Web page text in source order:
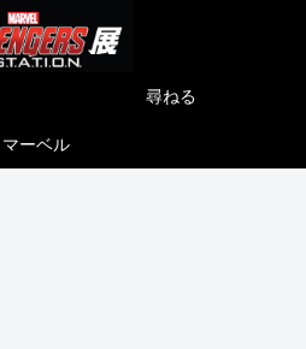
尋ねる
マーベル